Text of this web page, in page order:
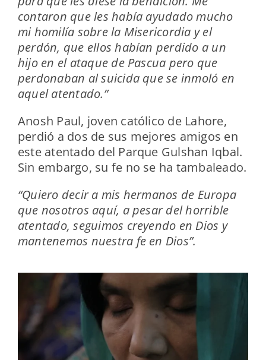
contaron que les había ayudado mucho
mi homilía sobre la Misericordia y el
perdón, que ellos habían perdido a un
hijo en el ataque de Pascua pero que
perdonaban al suicida que se inmoló en
aquel atentado.”
Anosh Paul, joven católico de Lahore,
perdió a dos de sus mejores amigos en
este atentado del Parque Gulshan Iqbal.
Sin embargo, su fe no se ha tambaleado.
“Quiero decir a mis hermanos de Europa
que nosotros aquí, a pesar del horrible
atentado, seguimos creyendo en Dios y
mantenemos nuestra fe en Dios”.